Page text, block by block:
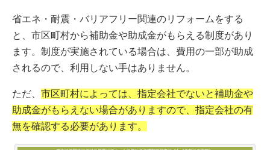
省エネ・耐震・バリアフリー関連のリフォームをする
と、市区町村から補助金や助成金がもらえる制度があり
ます。制度が実施されている場合は、費用の一部が助成
されるので、利用しない手はありません。
ただ、 市区町村によっては、指定会社でないと補助金や
助成金がもらえない場合がありますので、指定会社の有
無を確認する必要があります。